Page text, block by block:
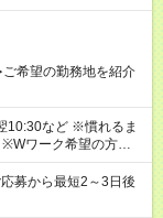
希望の勤務地を紹介
10:30など ※慣れるま
募から最短2～3日後